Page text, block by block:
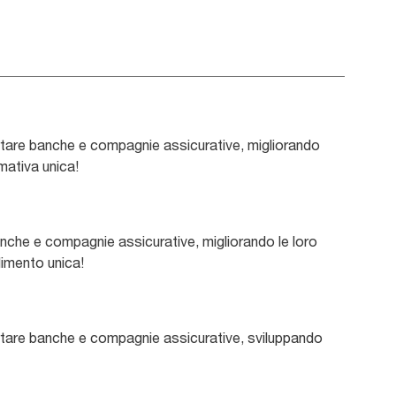
banche e compagnie assicurative, migliorando
unica!
e compagnie assicurative, migliorando le loro
unica!
banche e compagnie assicurative, sviluppando